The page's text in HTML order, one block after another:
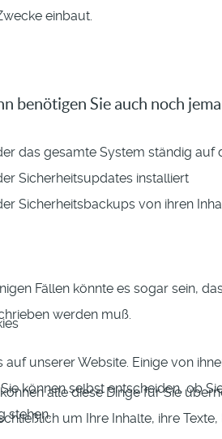
einbaut.
benötigen Sie auch noch
das gesamte System ständig auf
Sicherheitsupdates installiert
Sicherheitsbackups von ihren
Fällen könnte es sogar sein,
werden muß.
alle diese Dinge für Sie
um Ihre Inhalte, ihre
auf unserer Website. Einige von
Sie können selbst entscheiden, ob
stehen.